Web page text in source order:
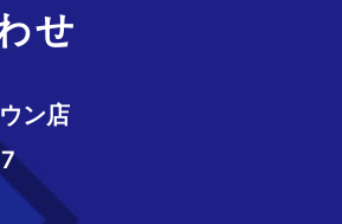
せ
ン店